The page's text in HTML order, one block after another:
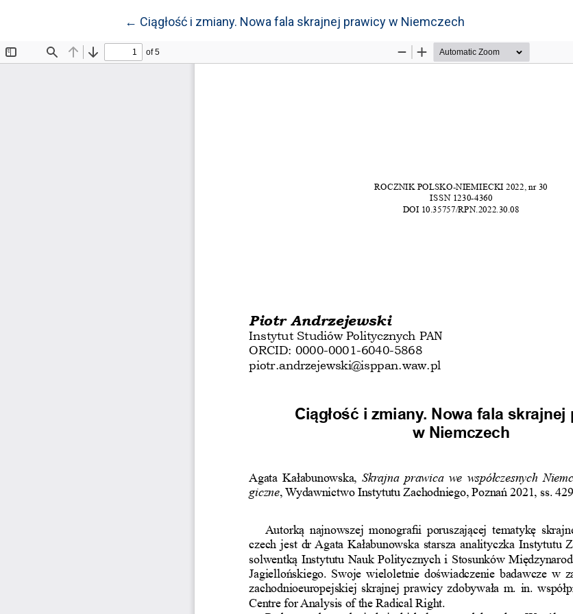
← Wróć do szczegółów artykułu
Ciągłość i zmiany. Nowa fala skrajnej prawicy w Niemczech